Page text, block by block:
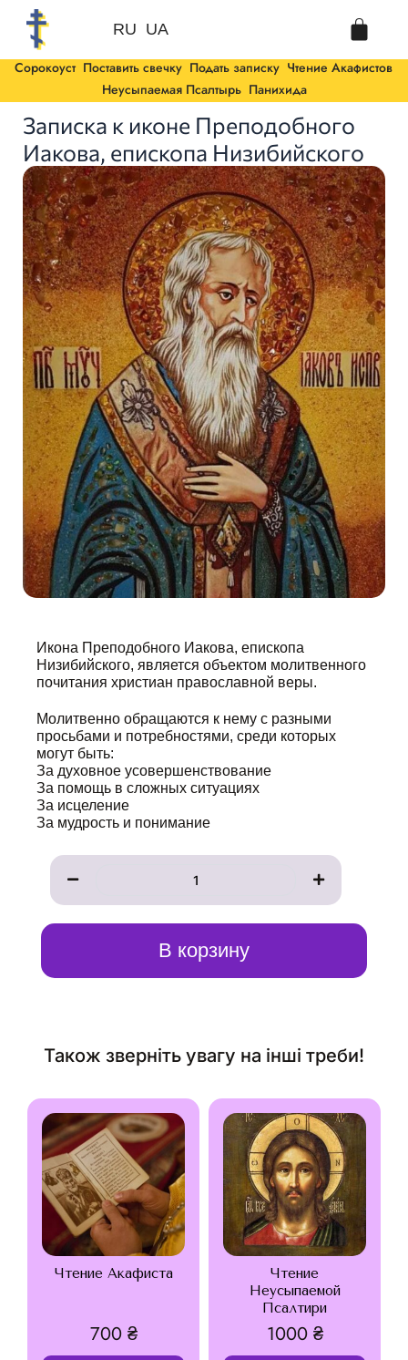
Перейти
содержимому
RU UA Cart
Сорокоуст Поставить свечку Подать записку Чтение Акафистов
Неусыпаемая Псалтырь Панихида
Записка к иконе Преподобного
Иакова, епископа Низибийского
Икона Преподобного Иакова, епископа
Низибийского, является объектом молитвенного
почитания христиан православной веры.
Молитвенно обращаются к нему с разными
просьбами и потребностями, среди которых
могут быть:
За духовное усовершенствование
За помощь в сложных ситуациях
За исцеление
За мудрость и понимание
Количество
к
иконе
Преподобного
епископа
В корзину
Також зверніть увагу на інші треби!
Чтение Акафиста
700 ₴
Чтение
Неусыпаемой
Псалтири
1000 ₴